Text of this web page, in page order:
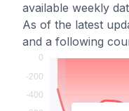
available weekly
As of the latest
and a following